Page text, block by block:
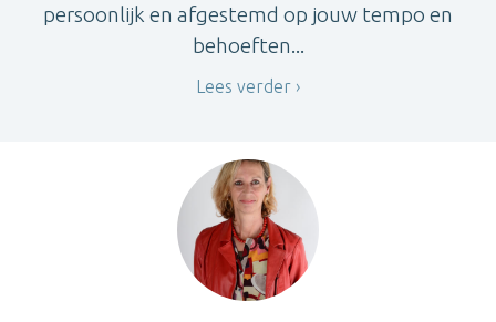
persoonlijk en afgestemd op jouw tempo en
behoeften...
Lees verder